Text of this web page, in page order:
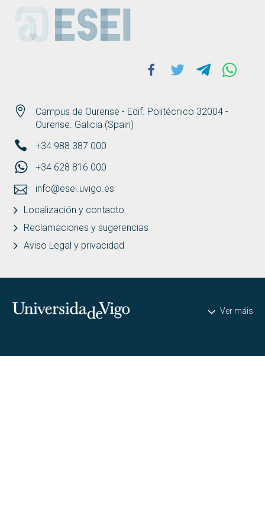
ESEI
Campus de Ourense - Edif. Politécnico 32004 -
Ourense. Galicia (Spain)
+34 988 387 000
+34 628 816 000
info@esei.uvigo.es
Localización y contacto
Reclamaciones y sugerencias
Aviso Legal y privacidad
Facebook
Twitter Telegram
Universidade de Vigo Ver máis